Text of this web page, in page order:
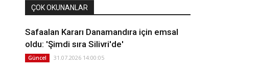
ÇOK OKUNANLAR
Safaalan Kararı Danamandıra için emsal
oldu: 'Şimdi sıra Silivri'de'
Güncel 31.07.2026 14:00:05